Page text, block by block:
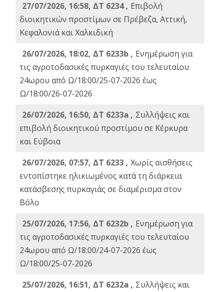
27/07/2026, 16:58, ΔΤ 6234 , Eπιβολή
διοικητικών προστίμων σε Πρέβεζα, Αττική,
Κεφαλονιά και Χαλκιδική
26/07/2026, 18:02, ΔΤ 6233b , Ενημέρωση για
τις αγροτοδασικές πυρκαγιές του τελευταίου
24ωρου από Ω/18:00/25-07-2026 έως
Ω/18:00/26-07-2026
26/07/2026, 16:50, ΔΤ 6233a , Συλλήψεις και
επιβολή διοικητικού προστίμου σε Κέρκυρα
και Εύβοια
26/07/2026, 07:57, ΔΤ 6233 , Χωρίς αισθήσεις
εντοπίστηκε ηλικιωμένος κατά τη διάρκεια
κατάσβεσης πυρκαγιάς σε διαμέρισμα στον
Βόλο
25/07/2026, 17:56, ΔΤ 6232b , Ενημέρωση για
τις αγροτοδασικές πυρκαγιές του τελευταίου
24ωρου από Ω/18:00/24-07-2026 έως
Ω/18:00/25-07-2026
25/07/2026, 16:51, ΔΤ 6232a , Συλλήψεις και